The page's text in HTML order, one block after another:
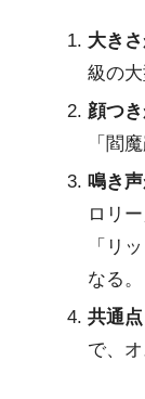
大き
級の大
顔つ
「閻
鳴き
ロリ
「リ
なる。
共通点
で、